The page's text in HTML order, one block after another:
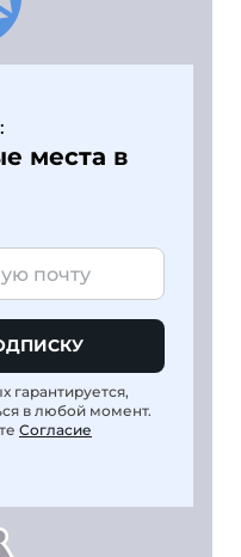
места в
гарантируется,
в любой момент.
Согласие